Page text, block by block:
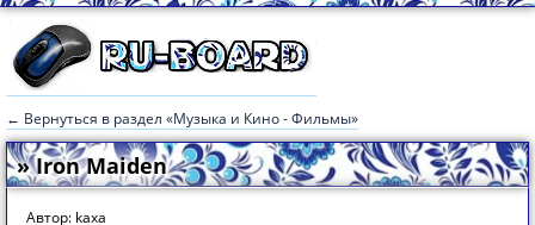
← Вернуться в раздел «Музыка и Кино - Фильмы»
» Iron Maiden
Автор: kaxa